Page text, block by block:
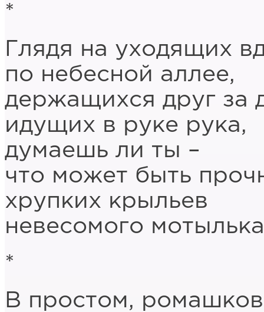
*
Глядя на уходящих
по небесной аллее,
держащихся друг за
идущих в руке рука,
думаешь ли ты –
что может быть
хрупких крыльев
невесомого
*
В простом,